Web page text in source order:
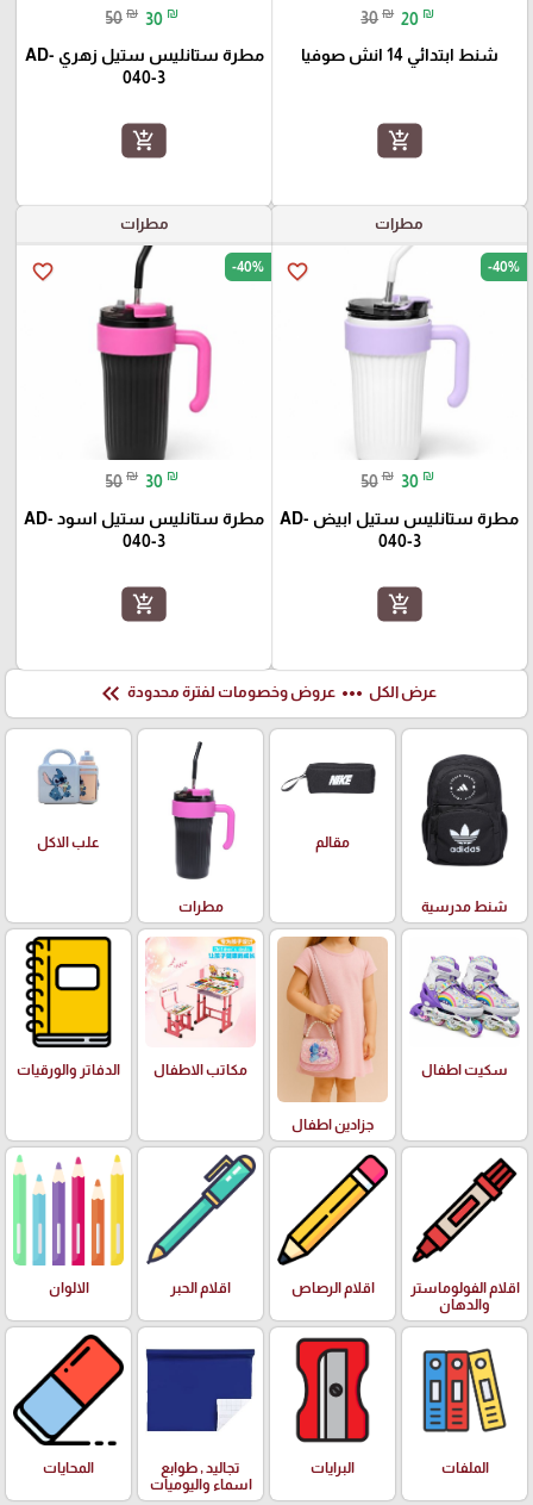
30 ₪ 20 ₪
شنط ابتدائي 14 انش صوفيا
add_shopping_cart
50 ₪ 30 ₪
مطرة ستانليس ستيل زهري AD-
040-3
add_shopping_cart
مطرات
favorite_border -40%
50 ₪ 30 ₪
مطرة ستانليس ستيل ابيض AD-
040-3
add_shopping_cart
مطرات
favorite_border -40%
50 ₪ 30 ₪
مطرة ستانليس ستيل اسود AD-
040-3
add_shopping_cart
عرض الكل more_horiz عروض وخصومات لفترة محدودة keyboard_double_arrow_left
شنط مدرسية
مقالم
مطرات
علب الاكل
سكيت اطفال
جزادين اطفال
مكاتب الاطفال الدفاتر والورقيات
اقلام الفولوماستر
والدهان
اقلام الرصاص اقلام الحبر الالوان
الملفات البرايات
تجاليد , طوابع
اسماء واليوميات
المحايات